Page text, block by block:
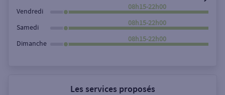
Vendredi
08h15-22h00
Samedi
08h15-22h00
Dimanche
08h15-22h00
Les services proposés